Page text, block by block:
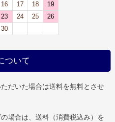
16 17 18
19
23 24 25
26
30
ついて
だいた場合は送料を無料とさせ
場合は、送料（消費税込み）を